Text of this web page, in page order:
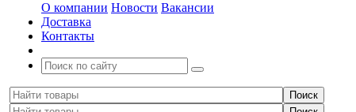
О компании Новости Вакансии
Доставка
Контакты